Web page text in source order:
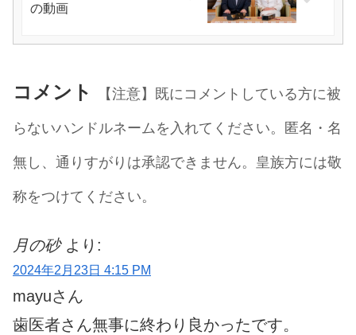
の動画
コメント
【注意】既にコメントしている方に被
らないハンドルネームを入れてください。匿名・名
無し、通りすがりは承認できません。皇族方には敬
称をつけてください。
月の砂 より:
2024年2月23日 4:15 PM
mayuさん
歯医者さん無事に終わり良かったです。